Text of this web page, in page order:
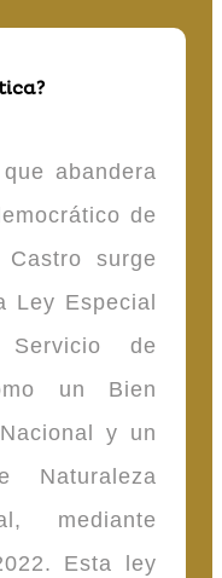
abandera
de
Castro surge
Ley Especial
de
un Bien
y un
Naturaleza
mediante
Esta ley